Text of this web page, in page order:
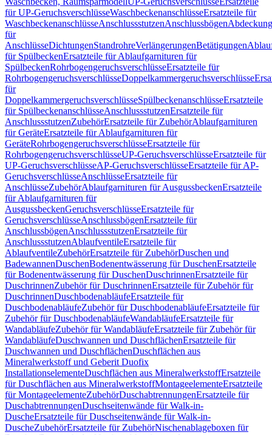
für UP-GeruchsverschlüsseWaschbeckenanschlüsseErsatzteile für
WaschbeckenanschlüsseAnschlussstutzenAnschlussbögen
für
AnschlüsseDichtungenStandrohreVerlängerungenBetätigungen
für SpülbeckenErsatzteile für Ablaufgarnituren für
SpülbeckenRohrbogengeruchsverschlüsseErsatzteile für
RohrbogengeruchsverschlüsseDoppelkammergeruchsverschlüsse
für
DoppelkammergeruchsverschlüsseSpülbeckenanschlüsseErsatzteile
für SpülbeckenanschlüsseAnschlussstutzenErsatzteile für
AnschlussstutzenZubehörErsatzteile für ZubehörAblaufgarnituren
für GeräteErsatzteile für Ablaufgarnituren für
GeräteRohrbogengeruchsverschlüsseErsatzteile für
RohrbogengeruchsverschlüsseUP-GeruchsverschlüsseErsatzteile für
UP-GeruchsverschlüsseAP-GeruchsverschlüsseErsatzteile für AP-
GeruchsverschlüsseAnschlüsseErsatzteile für
AnschlüsseZubehörAblaufgarnituren für AusgussbeckenErsatzteile
für Ablaufgarnituren für
AusgussbeckenGeruchsverschlüsseErsatzteile für
GeruchsverschlüsseAnschlussbögenErsatzteile für
AnschlussbögenAnschlussstutzenErsatzteile für
AnschlussstutzenAblaufventileErsatzteile für
AblaufventileZubehörErsatzteile für ZubehörDuschen und
BadewannenDuschenBodenentwässerung für DuschenErsatzteile
für Bodenentwässerung für DuschenDuschrinnenErsatzteile für
DuschrinnenZubehör für DuschrinnenErsatzteile für Zubehör für
DuschrinnenDuschbodenabläufeErsatzteile für
DuschbodenabläufeZubehör für DuschbodenabläufeErsatzteile für
Zubehör für DuschbodenabläufeWandabläufeErsatzteile für
WandabläufeZubehör für WandabläufeErsatzteile für Zubehör für
WandabläufeDuschwannen und DuschflächenErsatzteile für
Duschwannen und DuschflächenDuschflächen aus
Mineralwerkstoff und Geberit Duofix
InstallationselementeDuschflächen aus MineralwerkstoffErsatzteile
für Duschflächen aus MineralwerkstoffMontageelementeErsatzteile
für MontageelementeZubehörDuschabtrennungenErsatzteile für
DuschabtrennungenDuschseitenwände für Walk-in-
DuscheErsatzteile für Duschseitenwände für Walk-in-
DuscheZubehörErsatzteile für ZubehörNischenablageboxen für